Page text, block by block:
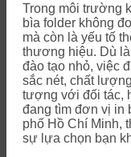
Trong môi trường
bìa folder không
mà còn là yếu tố
thương hiệu. Dù
đào tạo nhỏ, việc
sắc nét, chất
tượng với đối tác,
đang tìm đơn vị in
phố Hồ Chí Minh,
sự lựa chọn bạn